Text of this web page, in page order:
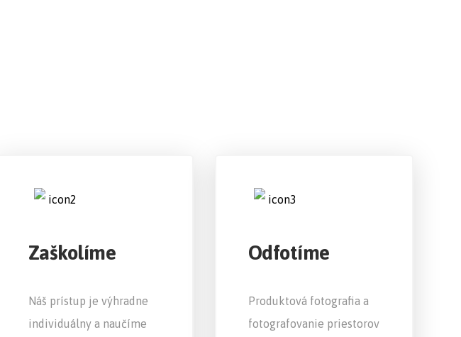
Zaškolíme
Náš prístup je výhradne
individuálny a naučíme
Odfotíme
Produktová fotografia a
fotografovanie priestorov